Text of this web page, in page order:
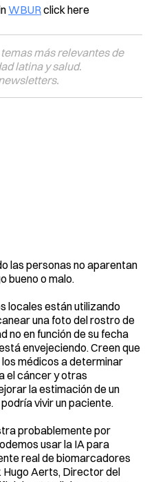
WBURclick here
más relevantes de
latina y salud.
las personas no aparentan
bueno o malo.
locales están utilizando
una foto del rostro de
no en función de su fecha
envejeciendo. Creen que
médicos a determinar
el cáncer y otras
la estimación de un
vivir un paciente.
probablemente por
usar la IA para
real de biomarcadores
Hugo Aerts, Director del